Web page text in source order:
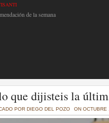
de la semana
recorrido por todas
a través de
que dijisteis la
POR DIEGO DEL POZO ON OCTUBRE